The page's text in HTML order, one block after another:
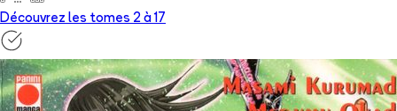
Découvrez les tomes 2 à 17